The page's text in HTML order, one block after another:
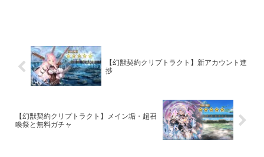
【幻獣契約クリプトラクト】新アカウント進
捗
【幻獣契約クリプトラクト】メイン垢・超召
喚祭と無料ガチャ